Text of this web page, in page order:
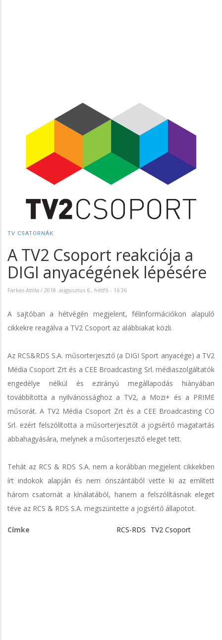
TV CSATORNÁK
A TV2 Csoport reakciója a
DIGI anyacégének lépésére
Farkas Attila / 2018. augusztus 6., hétfő - 16:36
A sajtóban a hétvégén megjelent, félinformációkon alapuló
cikkekre reagálva a TV2 Csoport az alábbiakat közli.
Az RCS&RDS S.A. műsorterjesztő (a DIGI Sport anyacége) a TV2
Média Csoport Zrt és a CEE Broadcasting Srl. médiaszolgáltatók
engedélye nélkül és ezirányú megállapodás hiányában
továbbította a nyilvánossághoz a TV2, a Mozi+ és a PRIME
műsorát. A TV2 Média Csoport Zrt és a CEE Broadcasting CO
Srl. ezért felszólította a műsorterjesztőt a jogsértő magatartás
abbahagyására, melynek a műsorterjesztő eleget tett.
Tehát az RCS & RDS S.A. nem a korábban megjelent cikkekben
írt indokok alapján és nem önszántából vette ki az említett
három csatornát a kínálatából, hanem a felszólításnak eleget
téve az RCS & RDS S.A. megszüntette a jogsértő állapotot.
Címke RCS-RDS TV2 Csoport